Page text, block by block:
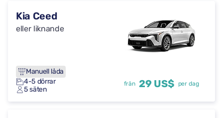
Kia Ceed
eller liknande
Manuell låda
4-5 dörrar
5 säten
från 29 US$ per dag